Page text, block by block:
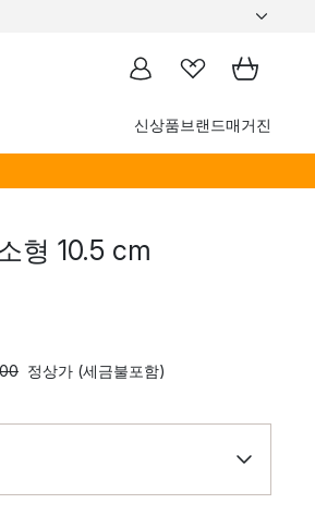
신상품브랜드매거진
형 10.5 cm
정상가 (세금불포함)